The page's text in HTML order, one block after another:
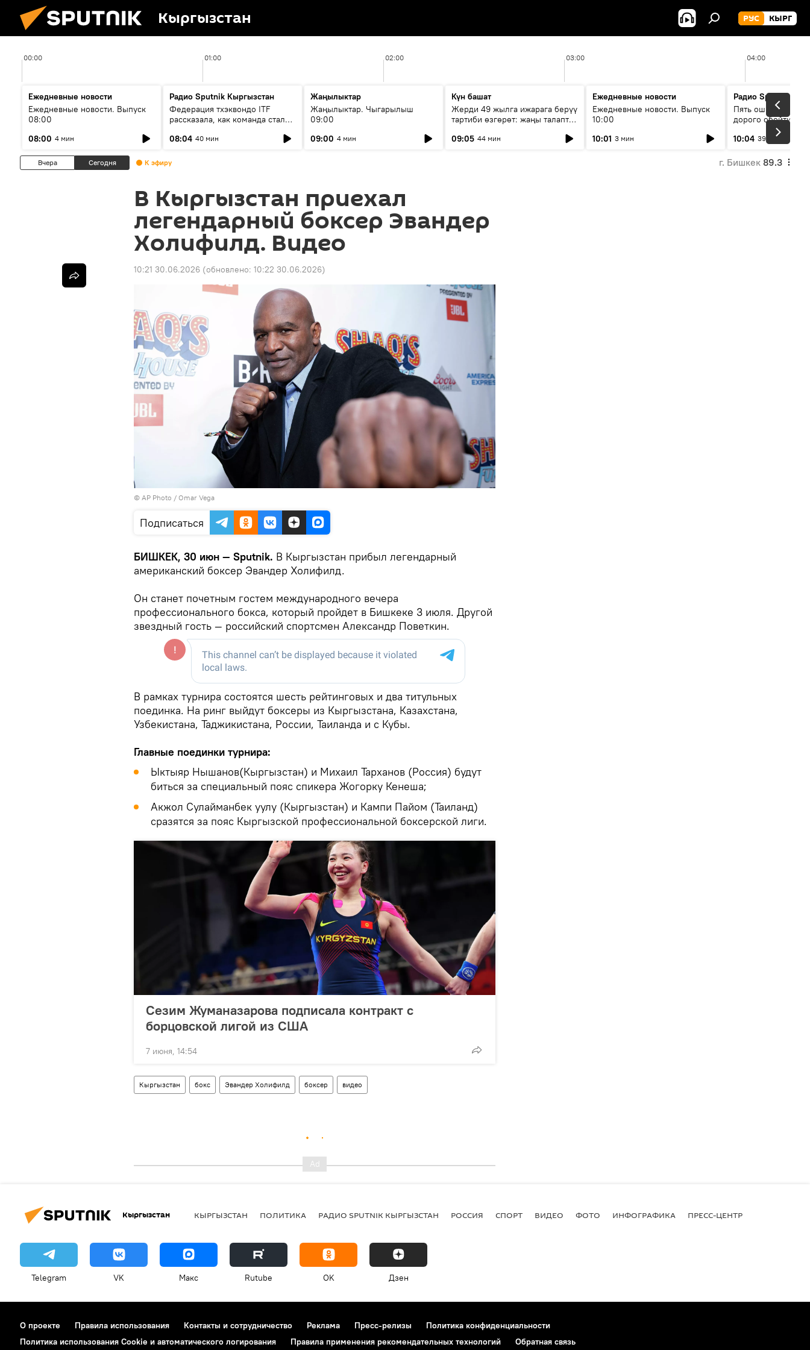
Кыргызстан РУС КЫРГ
00:00 01:00 02:00 03:00 04:00
Ежедневные новости
Ежедневные новости. Выпуск
08:00
08:00 4 мин
Радио Sputnik Кыргызстан
Федерация тхэквондо ITF
рассказала, как команда стала
08:04 40 мин
Жаңылыктар
Жаңылыктар. Чыгарылыш
09:00
09:00 4 мин
Күн башат
Жерди 49 жылга ижарага берүү
тартиби өзгөрөт: жаңы талаптар
09:05 44 мин
Ежедневные новости
Ежедневные новости. Выпуск
10:00
10:01 3 мин
Радио Sputnik
Пять ошибок
дорого обойтись
10:04 39 мин
Вчера Сегодня К эфиру г. Бишкек 89.3
В Кыргызстан приехал
легендарный боксер Эвандер
Холифилд. Видео
10:21 30.06.2026 (обновлено: 10:22 30.06.2026)
© AP Photo / Omar Vega
Подписаться
БИШКЕК, 30 июн — Sputnik. В Кыргызстан прибыл легендарный
американский боксер Эвандер Холифилд.
Он станет почетным гостем международного вечера
профессионального бокса, который пройдет в Бишкеке 3 июля. Другой
звездный гость — российский спортсмен Александр Поветкин.
В рамках турнира состоятся шесть рейтинговых и два титульных
поединка. На ринг выйдут боксеры из Кыргызстана, Казахстана,
Узбекистана, Таджикистана, России, Таиланда и с Кубы.
Главные поединки турнира:
Ыктыяр Нышанов(Кыргызстан) и Михаил Тарханов (Россия) будут
биться за специальный пояс спикера Жогорку Кенеша;
Акжол Сулайманбек уулу (Кыргызстан) и Кампи Пайом (Таиланд)
сразятся за пояс Кыргызской профессиональной боксерской лиги.
Сезим Жуманазарова подписала контракт с
борцовской лигой из США
7 июня, 14:54
Кыргызстан бокс Эвандер Холифилд боксер видео
Кыргызстан КЫРГЫЗСТАН ПОЛИТИКА РАДИО SPUTNIK КЫРГЫЗСТАН РОССИЯ СПОРТ ВИДЕО ФОТО ИНФОГРАФИКА ПРЕСС-ЦЕНТР
Telegram VK Макс Rutube OK Дзен
О проекте Правила использования Контакты и сотрудничество Реклама Пресс-релизы
Политика конфиденциальности
Политика использования Cookie и автоматического логирования
Правила применения рекомендательных технологий Обратная связь